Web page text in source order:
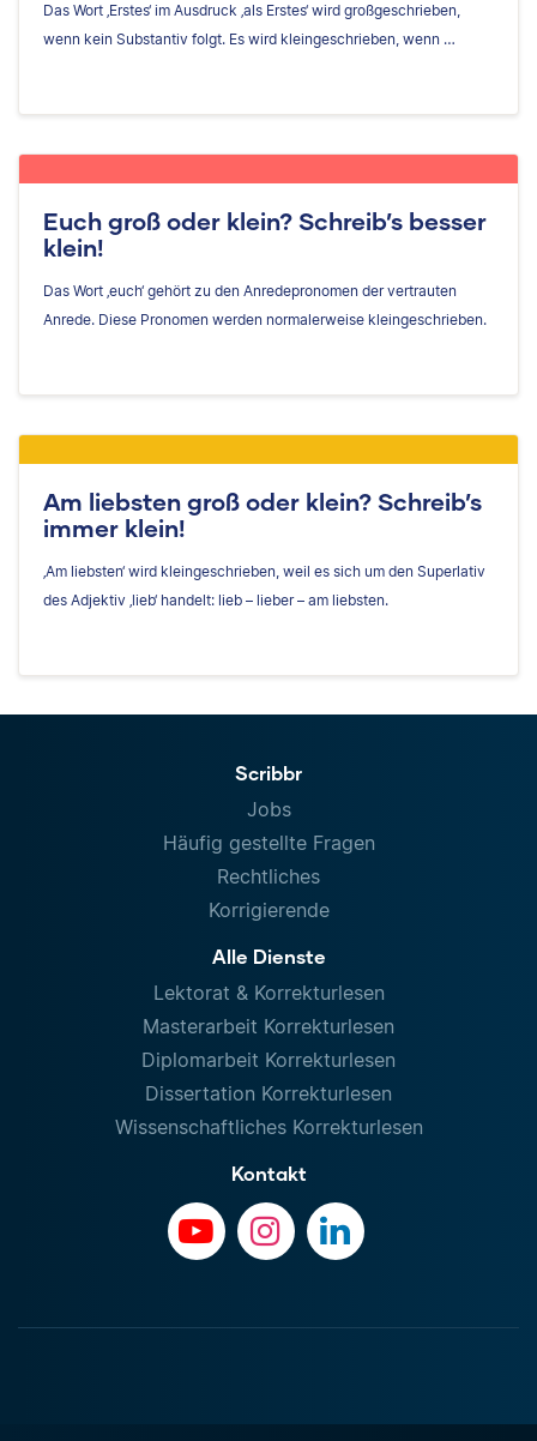
Das Wort ‚Erstes‘ im Ausdruck ‚als Erstes‘ wird großgeschrieben,
wenn kein Substantiv folgt. Es wird kleingeschrieben, wenn …
Euch groß oder klein? Schreib’s besser
klein!
Das Wort ‚euch‘ gehört zu den Anredepronomen der vertrauten
Anrede. Diese Pronomen werden normalerweise kleingeschrieben.
Am liebsten groß oder klein? Schreib’s
immer klein!
‚Am liebsten‘ wird kleingeschrieben, weil es sich um den Superlativ
des Adjektiv ‚lieb‘ handelt: lieb – lieber – am liebsten.
Scribbr
Jobs
Häufig gestellte Fragen
Rechtliches
Korrigierende
Alle Dienste
Lektorat & Korrekturlesen
Masterarbeit Korrekturlesen
Diplomarbeit Korrekturlesen
Dissertation Korrekturlesen
Wissenschaftliches Korrekturlesen
Kontakt